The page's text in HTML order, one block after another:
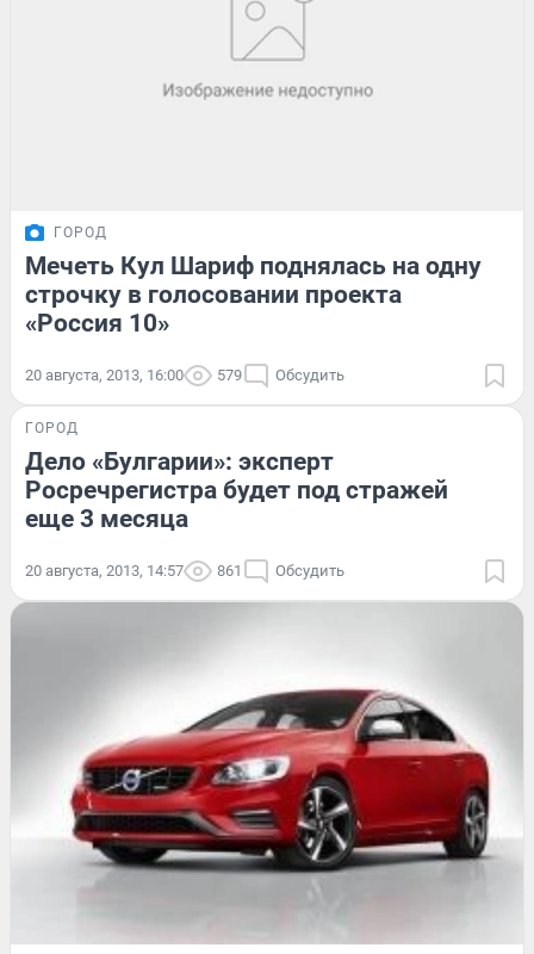
ГОРОД
Мечеть Кул Шариф поднялась на одну
строчку в голосовании проекта
«Россия 10»
20 августа, 2013, 16:00 579 Обсудить
ГОРОД
Дело «Булгарии»: эксперт
Росречрегистра будет под стражей
еще 3 месяца
20 августа, 2013, 14:57 861 Обсудить